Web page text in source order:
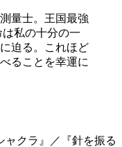
量士。王国最強
私の十分の一
迫る。これほど
ることを幸運に
ャクラ』／『針を振る